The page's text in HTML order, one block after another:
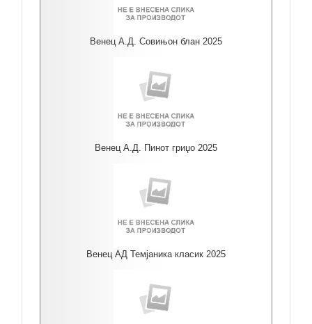
Венец А.Д. Совињон блан 2025
Венец А.Д. Пинот гриџо 2025
Венец АД Темјаника класик 2025